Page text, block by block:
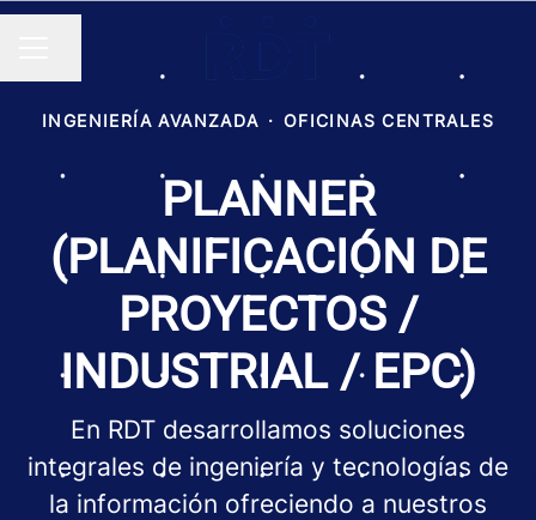
INGENIERÍA AVANZADA · OFICINAS CENTRALES
PLANNER
(PLANIFICACIÓN DE
PROYECTOS /
INDUSTRIAL / EPC)
En RDT desarrollamos soluciones
integrales de ingeniería y tecnologías de
la información ofreciendo a nuestros